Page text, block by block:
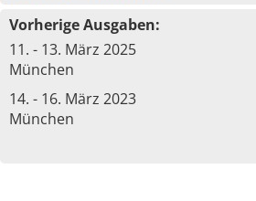
Vorherige Ausgaben:
11. - 13. März 2025
München
14. - 16. März 2023
München